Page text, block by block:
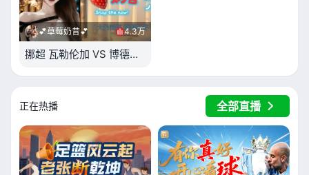
💕草莓奶昔💕 4.3万
挪超 瓦勒伦加 VS 博德闪耀
正在热播 全部直播